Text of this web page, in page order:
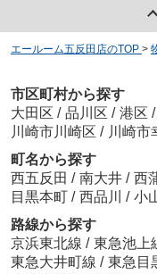
エールーム五反田店のTOP >
市区町村から探す
大田区 / 品川区 / 港区 /
川崎市川崎区 / 川崎市
町名から探す
西五反田 / 南大井 / 西
目黒本町 / 西品川 / 小
路線から探す
京浜東北線 / 東急池上
東急大井町線 / 東急目